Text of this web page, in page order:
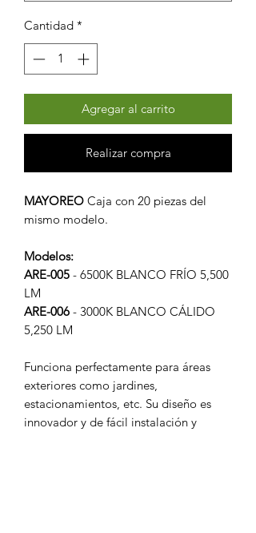
Cantidad *
Agregar al carrito
Realizar compra
MAYOREO Caja con 20 piezas del
mismo modelo.
Modelos:
ARE-005 - 6500K BLANCO FRÍO 5,500
LM
ARE-006 - 3000K BLANCO CÁLIDO
5,250 LM
Funciona perfectamente para áreas
exteriores como jardines,
estacionamientos, etc. Su diseño es
innovador y de fácil instalación y